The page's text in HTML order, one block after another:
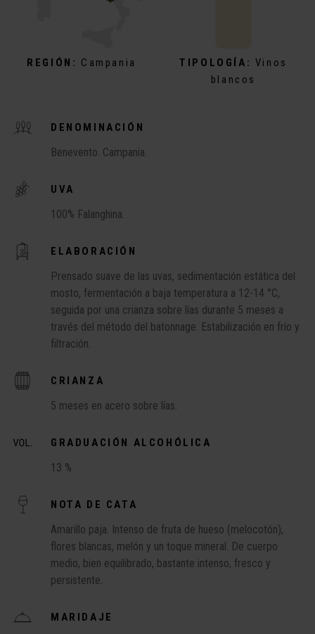
DENOMINACIÓN
Benevento. Campania.
UVA
100% Falanghina.
ELABORACIÓN
Prensado suave de las uvas, sedimentación estática del
mosto, fermentación a baja temperatura a 12-14 °C,
seguida por una crianza sobre lías durante 5 meses a
través del método del batonnage. Estabilización en frío y
filtración.
CRIANZA
5 meses en acero sobre lías.
GRADUACIÓN ALCOHÓLICA
13 %
NOTA DE CATA
Amarillo paja. Intenso de fruta de hueso (melocotón),
flores blancas, melón y un toque mineral. De cuerpo
medio, bien equilibrado, bastante intenso, fresco y
persistente.
MARIDAJE
REGIÓN: Campania TIPOLOGÍA: Vinos
blancos